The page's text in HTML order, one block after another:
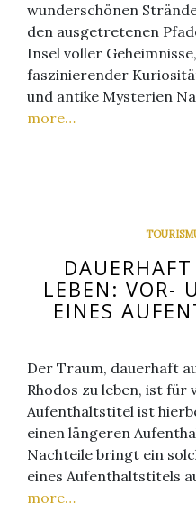
wunderschönen
den ausgetretenen
Insel voller
faszinierender
und antike Mysterien
more…
LEBEN: VOR-
EINES
Der Traum, dauerhaft
Rhodos zu leben, ist für
Aufenthaltstitel ist
einen längeren
Nachteile bringt ein
eines Aufenthaltstitels
more…